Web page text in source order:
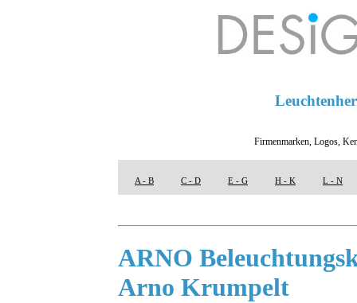
Firmenmarken, Logos,
A - B C - D E - G H - K L - N
ARNO
Arno Krumpelt